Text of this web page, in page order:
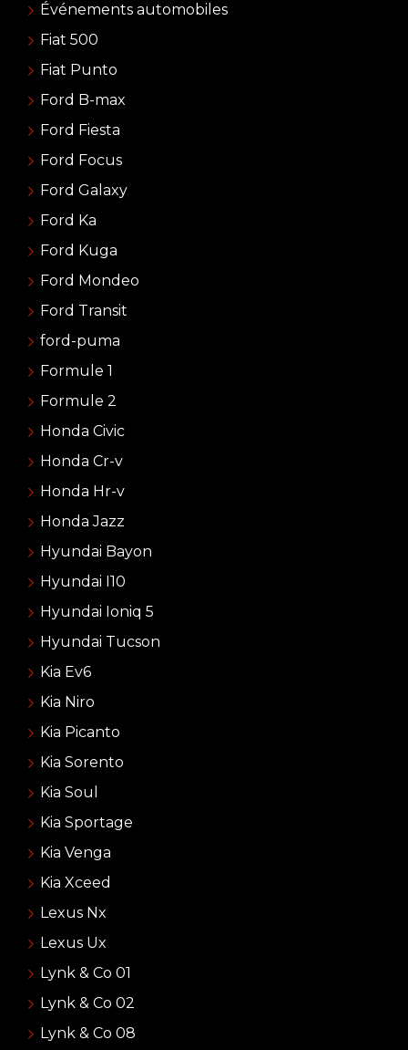
Événements automobiles
Fiat 500
Fiat Punto
Ford B-max
Ford Fiesta
Ford Focus
Ford Galaxy
Ford Ka
Ford Kuga
Ford Mondeo
Ford Transit
ford-puma
Formule 1
Formule 2
Honda Civic
Honda Cr-v
Honda Hr-v
Honda Jazz
Hyundai Bayon
Hyundai I10
Hyundai Ioniq 5
Hyundai Tucson
Kia Ev6
Kia Niro
Kia Picanto
Kia Sorento
Kia Soul
Kia Sportage
Kia Venga
Kia Xceed
Lexus Nx
Lexus Ux
Lynk & Co 01
Lynk & Co 02
Lynk & Co 08